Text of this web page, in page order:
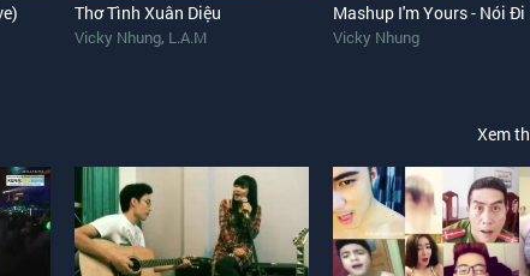
Thơ Tình Xuân Diệu
Vicky Nhung, L.A.M Vicky Nhung
Xem